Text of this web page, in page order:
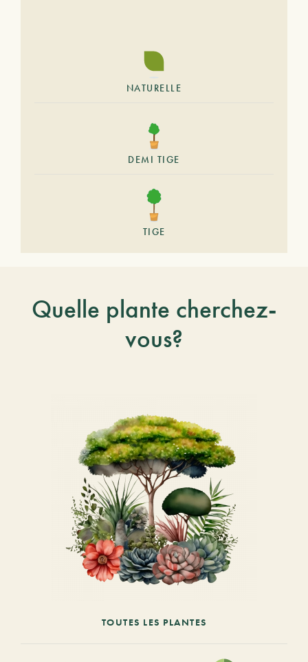
NATURELLE
DEMI TIGE
TIGE
Quelle plante cherchez-
vous?
TOUTES LES PLANTES